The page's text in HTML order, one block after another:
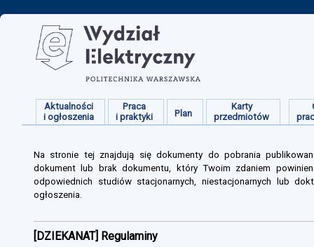
Aktualności
i ogłoszenia
Praca
i praktyki
Plan
Karty
przedmiotów
Na stronie tej znajdują się dokumenty do pobrania
dokument lub brak dokumentu, który Twoim zdaniem
odpowiednich studiów stacjonarnych, niestacjonarnych lub
ogłoszenia.
[DZIEKANAT] Regulaminy